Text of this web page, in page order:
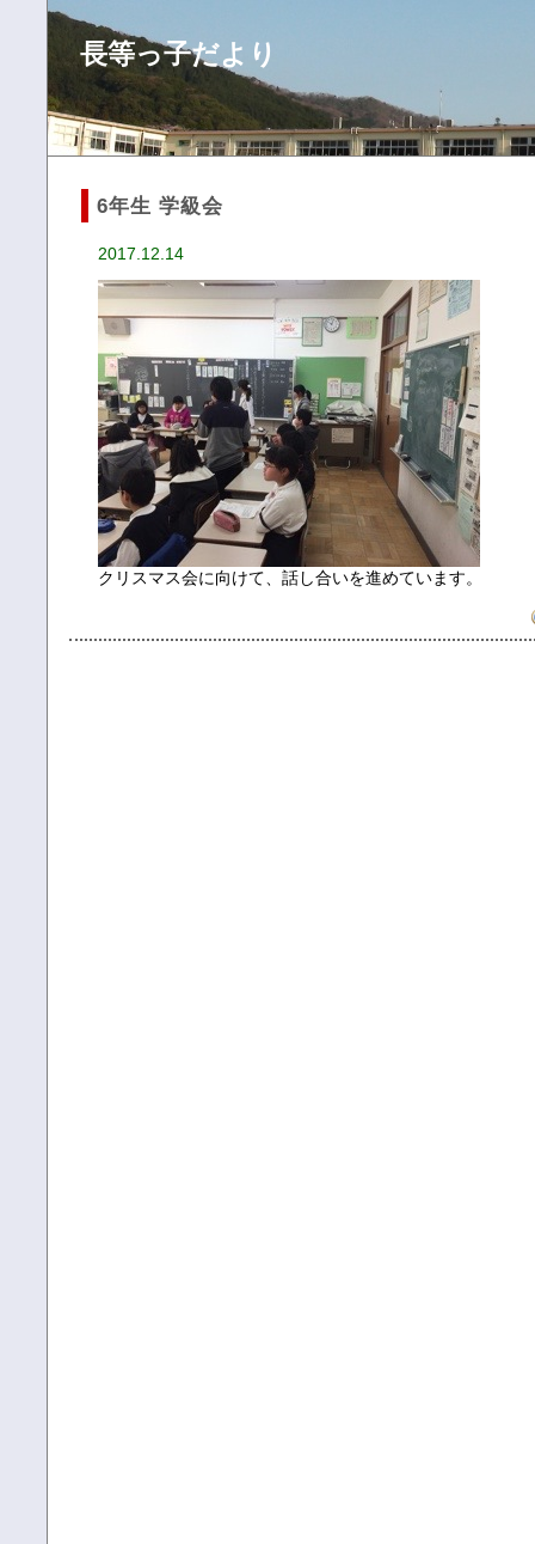
長等っ子だより
6年生 学級会
2017.12.14
クリスマス会に向けて、話し合いを進めています。